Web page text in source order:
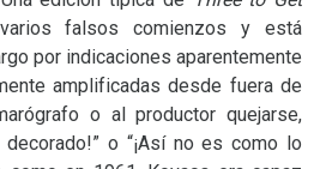
falsos comienzos y está
por indicaciones aparentemente
amplificadas desde fuera de
o al productor quejarse,
decorado!” o “¡Así no es como lo